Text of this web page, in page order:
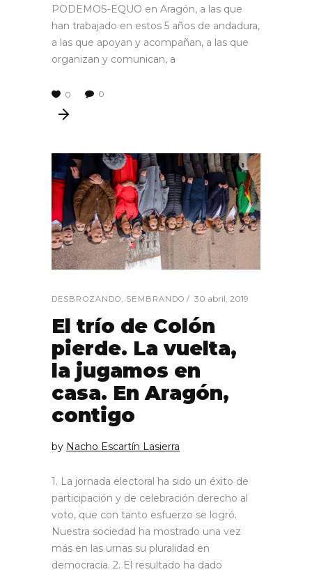
PODEMOS-EQUO en Aragón, a las que
han trabajado en estos 5 años de andadura,
a las que apoyan y acompañan, a las que
organizan y comunican, a
0 0
DESBROZANDO, SEMBRANDO 30 abril, 2019
El trío de Colón
pierde. La vuelta,
la jugamos en
casa. En Aragón,
contigo
by Nacho Escartín Lasierra
1. La jornada electoral ha sido un éxito de
participación y de celebración derecho al
voto, que con tanto esfuerzo se logró.
Nuestra sociedad ha mostrado una vez
más en las urnas su pluralidad en
democracia. 2. El resultado ha dado